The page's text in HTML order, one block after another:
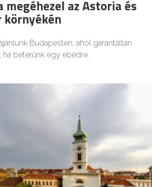
az Astoria és
Budapesten, ahol garantáltan
betérünk egy ebédre.